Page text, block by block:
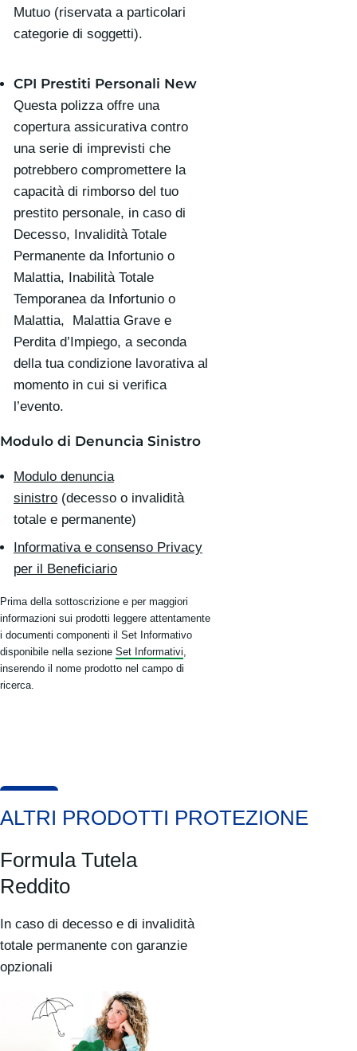
Mutuo (riservata a particolari
categorie di soggetti).
CPI Prestiti Personali New
Questa polizza offre una
copertura assicurativa contro
una serie di imprevisti che
potrebbero compromettere la
capacità di rimborso del tuo
prestito personale, in caso di
Decesso, Invalidità Totale
Permanente da Infortunio o
Malattia, Inabilità Totale
Temporanea da Infortunio o
Malattia, Malattia Grave e
Perdita d’Impiego, a seconda
della tua condizione lavorativa al
momento in cui si verifica
l’evento.
Modulo di Denuncia Sinistro
Modulo denuncia
sinistro (decesso o invalidità
totale e permanente)
Informativa e consenso Privacy
per il Beneficiario
Prima della sottoscrizione e per maggiori
informazioni sui prodotti leggere attentamente
i documenti componenti il Set Informativo
disponibile nella sezione Set Informativi,
inserendo il nome prodotto nel campo di
ricerca.
ALTRI PRODOTTI PROTEZIONE
Formula Tutela
Reddito
In caso di decesso e di invalidità
totale permanente con garanzie
opzionali